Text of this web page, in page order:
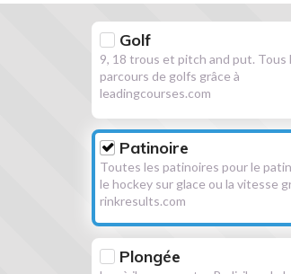
Golf
9, 18 trous et pitch and put. Tous
parcours de golfs grâce à
leadingcourses.com
Patinoire
Toutes les patinoires pour le
le hockey sur glace ou la vitesse
rinkresults.com
Plongée